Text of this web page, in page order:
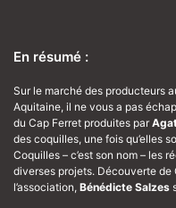
En résumé :
Sur le marché des producteurs
Aquitaine, il ne vous a pas
du Cap Ferret produites par
des coquilles, une fois qu’elles
Coquilles – c’est son nom – les
diverses projets. Découverte
l’association, Bénédicte Salzes